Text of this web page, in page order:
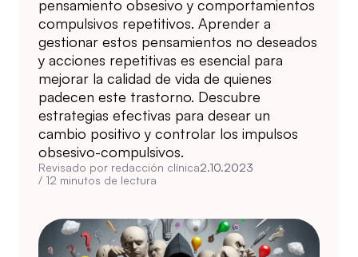
pensamiento obsesivo y comportamientos
compulsivos repetitivos. Aprender a
gestionar estos pensamientos no deseados
y acciones repetitivas es esencial para
mejorar la calidad de vida de quienes
padecen este trastorno. Descubre
estrategias efectivas para desear un
cambio positivo y controlar los impulsos
obsesivo-compulsivos.
Revisado por redacción clínica2.10.2023
/ 12 minutos de lectura